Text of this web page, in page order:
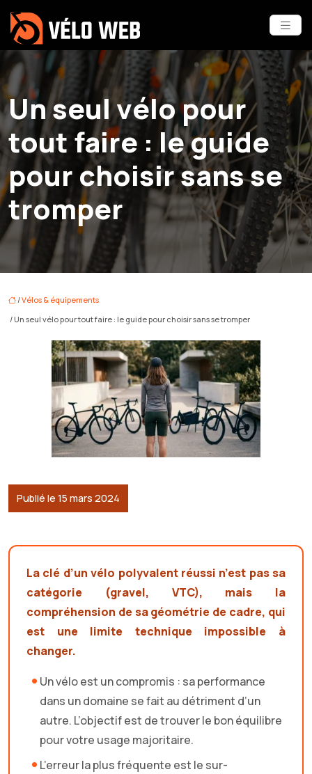
Un seul vélo pour
tout faire : le guide
pour choisir sans se
tromper
/Vélos & équipements
/ Un seul vélo pour tout faire : le guide pour choisir sans se tromper
Publié le 15 mars 2024
La clé d’un vélo polyvalent réussi n’est pas sa
catégorie (gravel, VTC), mais la
compréhension de sa géométrie de cadre, qui
est une limite technique impossible à
changer.
Un vélo est un compromis : sa performance
dans un domaine se fait au détriment d’un
autre. L’objectif est de trouver le bon équilibre
pour votre usage majoritaire.
L’erreur la plus fréquente est le sur-